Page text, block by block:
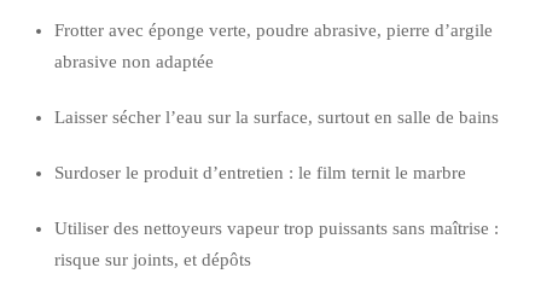
Frotter avec éponge verte, poudre abrasive, pierre d’argile
abrasive non adaptée
Laisser sécher l’eau sur la surface, surtout en salle de bains
Surdoser le produit d’entretien : le film ternit le marbre
Utiliser des nettoyeurs vapeur trop puissants sans maîtrise :
risque sur joints, et dépôts